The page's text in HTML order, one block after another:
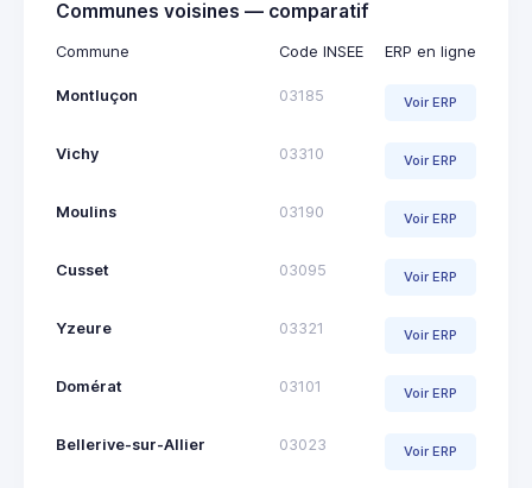
Communes voisines — comparatif
Commune Code INSEE ERP en ligne
Montluçon 03185 Voir ERP
Vichy 03310 Voir ERP
Moulins 03190 Voir ERP
Cusset 03095 Voir ERP
Yzeure 03321 Voir ERP
Domérat 03101 Voir ERP
Bellerive-sur-Allier 03023 Voir ERP